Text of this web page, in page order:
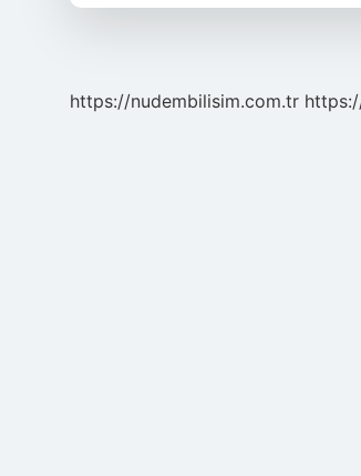
https://nudembilisim.com.tr